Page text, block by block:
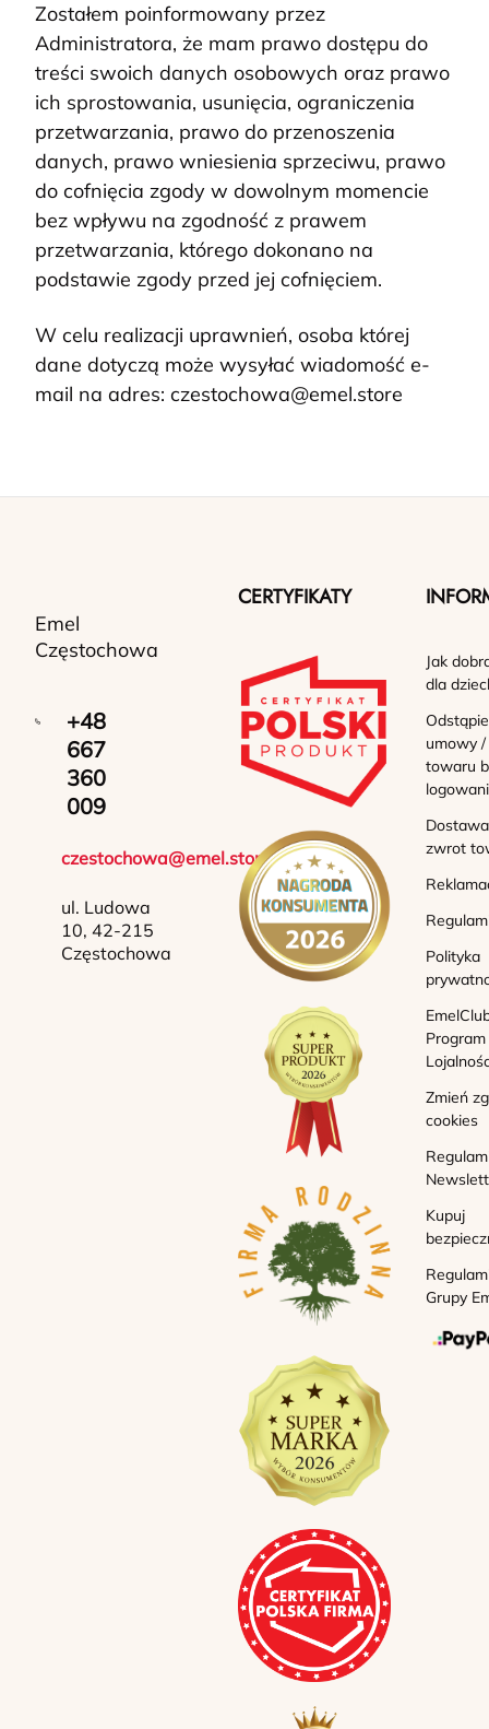
Zostałem poinformowany przez
Administratora, że mam prawo dostępu do
treści swoich danych osobowych oraz prawo
ich sprostowania, usunięcia, ograniczenia
przetwarzania, prawo do przenoszenia
danych, prawo wniesienia sprzeciwu, prawo
do cofnięcia zgody w dowolnym momencie
bez wpływu na zgodność z prawem
przetwarzania, którego dokonano na
podstawie zgody przed jej cofnięciem.
W celu realizacji uprawnień, osoba której
dane dotyczą może wysyłać wiadomość e-
mail na adres: czestochowa@emel.store
Emel
Częstochowa
+48
667
360
009
czestochowa@emel.store
ul. Ludowa
10, 42-215
Częstochowa
CERTYFIKATY
Jak
dla
umowy
towaru
zwrot
Polityka
Program
Zmień
cookies
Kupuj
Grupy